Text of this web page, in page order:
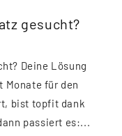
gesucht?
Deine Lösung
Monate für den
bist topfit dank
passiert es:...